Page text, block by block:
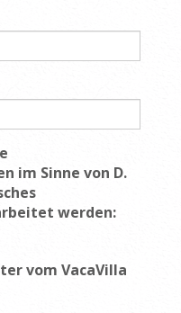
im Sinne von D.
werden:
vom VacaVilla